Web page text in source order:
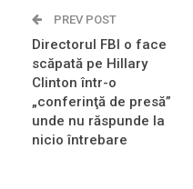
PREV POST
Directorul FBI o face
scăpată pe Hillary
Clinton într-o
„conferinţă de presă”
unde nu răspunde la
nicio întrebare